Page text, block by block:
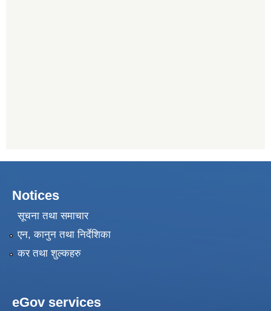
Notices
सूचना तथा समाचार
एन, कानुन तथा निर्देशिका
कर तथा शुल्कहरु
eGov services